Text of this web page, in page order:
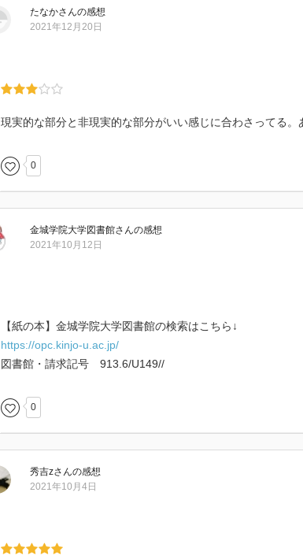
たなかさんの感想
2021年12月20日
現実的な部分と非現実的な部分がいい感じに合わさってる。
0
金城学院大学図書館さんの感想
2021年10月12日
【紙の本】金城学院大学図書館の検索はこちら↓
https://opc.kinjo-u.ac.jp/
図書館・請求記号 913.6/U149//
0
秀吉zさんの感想
2021年10月4日